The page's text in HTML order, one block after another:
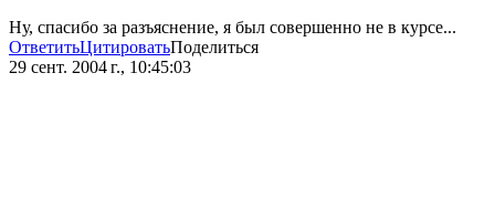
Ну, спасибо за разъяснение, я был совершенно не в курсе...
ОтветитьЦитироватьПоделиться
29 сент. 2004 г., 10:45:03